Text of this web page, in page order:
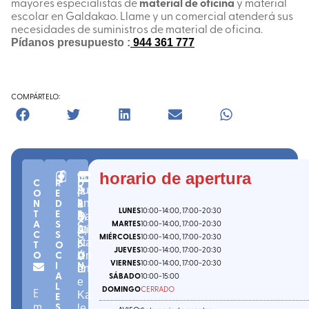
escolar en Galdakao. Llame y un comercial atenderá sus
necesidades de suministros de material de oficina.
Pídanos presupuesto : 944 361 777
COMPÁRTELO:
C
O
N
T
A
C
T
O
E
m
R
E
D
E
S
S
O
C
I
A
L
E
horario de apertura
LUNES10:00-14:00 , 17:00-20:30
MARTES10:00-14:00 , 17:00-20:30
MIÉRCOLES10:00-14:00 , 17:00-20:30
JUEVES10:00-14:00 , 17:00-20:30
VIERNES10:00-14:00 , 17:00-20:30
SÁBADO10:00-15:00
DOMINGOCERRADO
D
I
R
E
C
C
I
Ó
N
Ju
an
Ba
uti
sta
Uri
art
e
Ka
n
º
3
4
-
C.
P.
4
8
9
6
0
G
A
L
D
A
K
A
O
(B
iz
k
ai
a)